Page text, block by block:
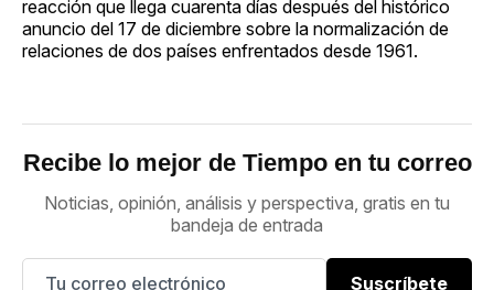
reacción que llega cuarenta días después del histórico
anuncio del 17 de diciembre sobre la normalización de
relaciones de dos países enfrentados desde 1961.
Recibe lo mejor de Tiempo en tu correo
Noticias, opinión, análisis y perspectiva, gratis en tu
bandeja de entrada
Suscríbete